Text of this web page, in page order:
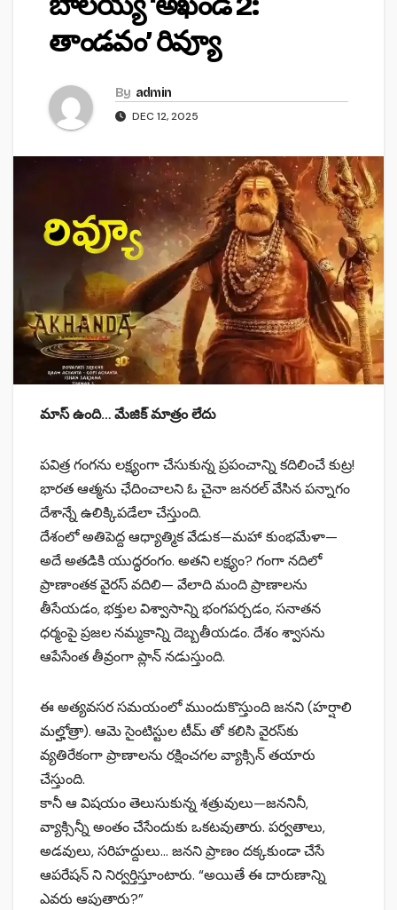
తాండవం’ రివ్యూ
By admin
DEC 12, 2025
మాస్ ఉంది… మేజిక్ మాత్రం లేదు
పవిత్ర గంగను లక్ష్యంగా చేసుకున్న ప్రపంచాన్ని కదిలించే కుట్ర!
భారత ఆత్మను ఛేదించాలని ఓ చైనా జనరల్ వేసిన పన్నాగం
దేశాన్నే ఉలిక్కిపడేలా చేస్తుంది.
దేశంలో అతిపెద్ద ఆధ్యాత్మిక వేడుక—మహా కుంభమేళా—
అదే అతడికి యుద్ధరంగం. అతని లక్ష్యం? గంగా నదిలో
ప్రాణాంతక వైరస్ వదిలి— వేలాది మంది ప్రాణాలను
తీసేయడం, భక్తుల విశ్వాసాన్ని భంగపర్చడం, సనాతన
ధర్మంపై ప్రజల నమ్మకాన్ని దెబ్బతీయడం. దేశం శ్వాసను
ఆపేసేంత తీవ్రంగా ప్లాన్ నడుస్తుంది.
ఈ అత్యవసర సమయంలో ముందుకొస్తుంది జనని (హర్షాలి
మల్హోత్రా). ఆమె సైంటిస్టుల టీమ్ తో కలిసి వైరస్‌కు
వ్యతిరేకంగా ప్రాణాలను రక్షించగల వ్యాక్సిన్ తయారు
చేస్తుంది.
కానీ ఆ విషయం తెలుసుకున్న శత్రువులు—జననినీ,
వ్యాక్సిన్నీ అంతం చేసేందుకు ఒకటవుతారు. పర్వతాలు,
అడవులు, సరిహద్దులు… జనని ప్రాణం దక్కకుండా చేసే
ఆపరేషన్ ని నిర్వర్తిస్తూంటారు. “అయితే ఈ దారుణాన్ని
ఎవరు ఆపుతారు?”